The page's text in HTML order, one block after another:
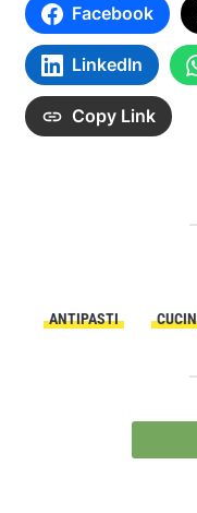
Facebook
LinkedIn
Copy Link
ANTIPASTI